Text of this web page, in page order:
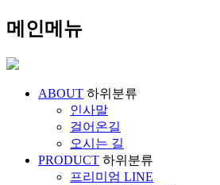
메인메뉴
ABOUT 하위분류
인사말
걸어온길
오시는 길
PRODUCT 하위분류
프리미엄 LINE